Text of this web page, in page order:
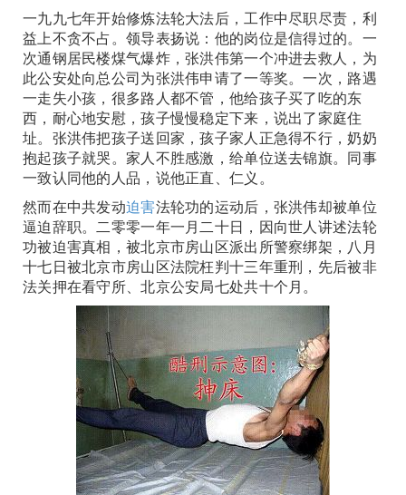
一九九七年开始修炼法轮大法后，工作中尽职尽责，利
益上不贪不占。领导表扬说：他的岗位是信得过的。一
次通钢居民楼煤气爆炸，张洪伟第一个冲进去救人，为
此公安处向总公司为张洪伟申请了一等奖。一次，路遇
一走失小孩，很多路人都不管，他给孩子买了吃的东
西，耐心地安慰，孩子慢慢稳定下来，说出了家庭住
址。张洪伟把孩子送回家，孩子家人正急得不行，奶奶
抱起孩子就哭。家人不胜感激，给单位送去锦旗。同事
一致认同他的人品，说他正直、仁义。
然而在中共发动迫害法轮功的运动后，张洪伟却被单位
逼迫辞职。二零零一年一月二十日，因向世人讲述法轮
功被迫害真相，被北京市房山区派出所警察绑架，八月
十七日被北京市房山区法院枉判十三年重刑，先后被非
法关押在看守所、北京公安局七处共十个月。